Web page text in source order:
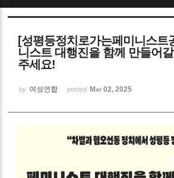
[성평등정치로가는페미니스트
니스트 대행진을 함께 만들어
주세요!
by 여성연합 posted May 02, 2025
Sketchbook5, 스케
Sketchbook5, 스케